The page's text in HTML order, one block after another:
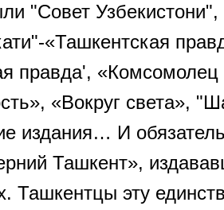
"Совет
«Ташкентская
правда', «Комсомолец
«Вокруг света»,
издания… И
Ташкент»,
Ташкентцы эту